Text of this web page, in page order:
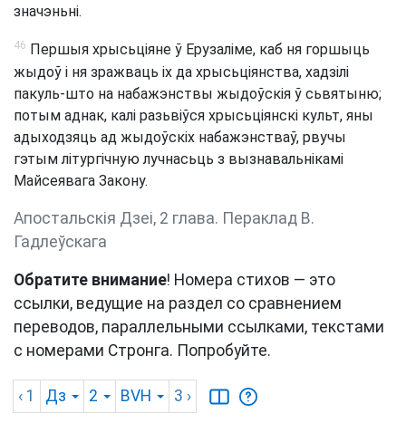
значэньні.
46 Першыя хрысьціяне ў Ерузаліме, каб ня горшыць
жыдоў і ня зражваць іх да хрысьціянства, хадзілі
пакуль-што на набажэнствы жыдоўскія ў сьвятыню;
потым аднак, калі разьвіўся хрысьціянскі культ, яны
адыходзяць ад жыдоўскіх набажэнстваў, рвучы
гэтым літургічную лучнасьць з вызнавальнікамі
Майсеявага Закону.
Апостальскія Дзеі, 2 глава. Пераклад В.
Гадлеўскага
Обратите внимание! Номера стихов — это
ссылки, ведущие на раздел со сравнением
переводов, параллельными ссылками, текстами
с номерами Стронга. Попробуйте.
‹ 1 Дз 2 BVH 3 ›